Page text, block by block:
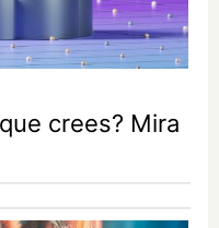
crees? Mira